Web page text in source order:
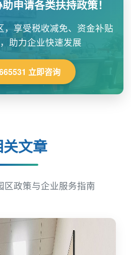
申请各类扶持政策！
，享受税收减免、资金补贴
助力企业快速发展
立即咨询
文章
区政策与企业服务指南